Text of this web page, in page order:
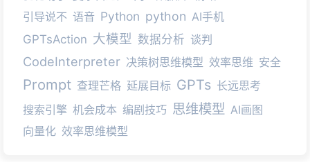
引导说不 语音 Python python AI手机
GPTsAction 大模型 数据分析 谈判
CodeInterpreter 决策树思维模型 效率思维 安全
Prompt 查理芒格 延展目标 GPTs 长远思考
搜索引擎 机会成本 编剧技巧 思维模型 AI画图
向量化 效率思维模型